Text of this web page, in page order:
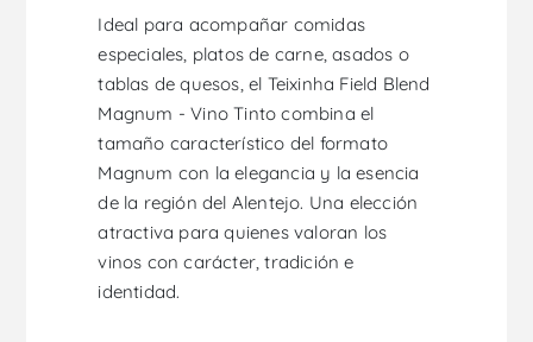
Ideal para acompañar comidas
especiales, platos de carne, asados o
tablas de quesos, el Teixinha Field Blend
Magnum - Vino Tinto combina el
tamaño característico del formato
Magnum con la elegancia y la esencia
de la región del Alentejo. Una elección
atractiva para quienes valoran los
vinos con carácter, tradición e
identidad.